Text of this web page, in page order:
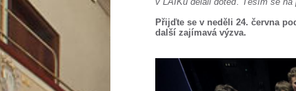
Přijďte se v neděli 24. června
další zajímavá výzva.